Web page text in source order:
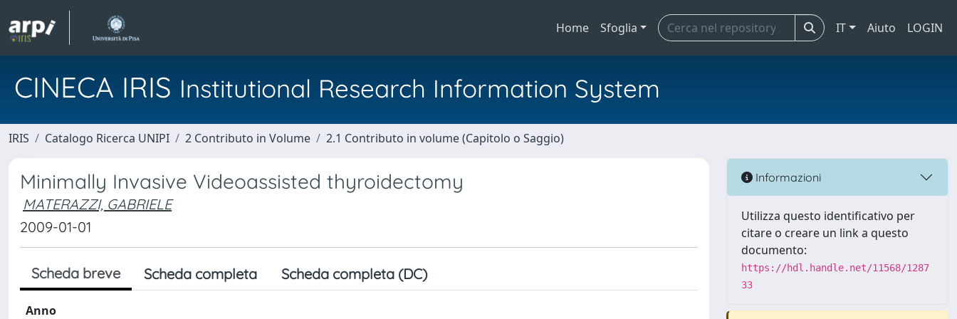
Home Sfoglia IT Aiuto LOGIN
CINECA IRIS Institutional Research Information System
IRIS Catalogo Ricerca UNIPI 2 Contributo in Volume 2.1 Contributo in volume (Capitolo o Saggio)
Minimally Invasive Videoassisted thyroidectomy
MATERAZZI, GABRIELE
2009-01-01
Scheda breve Scheda completa Scheda completa (DC)
Anno
Informazioni
Utilizza questo identificativo per
citare o creare un link a questo
documento:
https://hdl.handle.net/11568/1287
33